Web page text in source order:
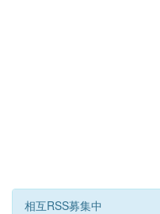
相互RSS募集中